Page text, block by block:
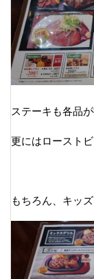
ステーキも各品
更にはロースト
もちろん、キッ